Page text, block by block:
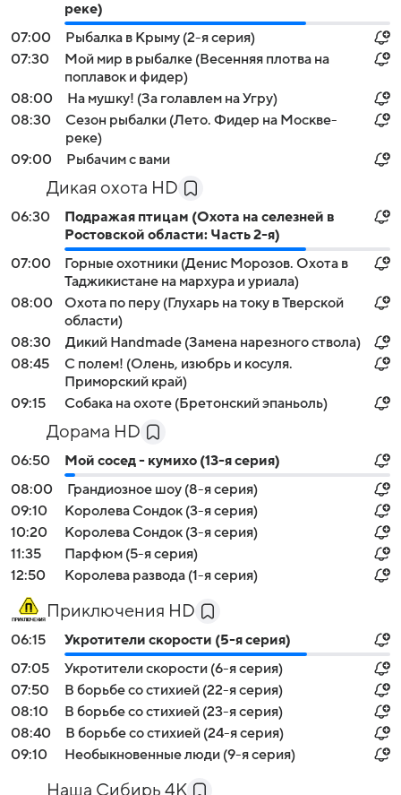
реке)
07:00
Рыбалка в Крыму (2-я серия)
07:30
Мой мир в рыбалке (Весенняя плотва на
поплавок и фидер)
08:00
На мушку! (За голавлем на Угру)
08:30
Сезон рыбалки (Лето. Фидер на Москве-
реке)
09:00
Рыбачим с вами
Дикая охота HD
06:30
Подражая птицам (Охота на селезней в
Ростовской области: Часть 2-я)
07:00
Горные охотники (Денис Морозов. Охота в
Таджикистане на мархура и уриала)
08:00
Охота по перу (Глухарь на току в Тверской
области)
08:30
Дикий Handmade (Замена нарезного ствола)
08:45
С полем! (Олень, изюбрь и косуля.
Приморский край)
09:15
Собака на охоте (Бретонский эпаньоль)
Дорама HD
06:50
Мой сосед - кумихо (13-я серия)
08:00
Грандиозное шоу (8-я серия)
09:10
Королева Сондок (3-я серия)
10:20
Королева Сондок (3-я серия)
11:35
Парфюм (5-я серия)
12:50
Королева развода (1-я серия)
Приключения HD
06:15
Укротители скорости (5-я серия)
07:05
Укротители скорости (6-я серия)
07:50
В борьбе со стихией (22-я серия)
08:10
В борьбе со стихией (23-я серия)
08:40
В борьбе со стихией (24-я серия)
09:10
Необыкновенные люди (9-я серия)
Наша Сибирь 4К